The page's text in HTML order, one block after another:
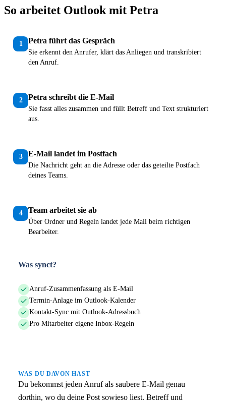
So arbeitet Outlook mit Petra
1 Petra führt das Gespräch
Sie erkennt den Anrufer, klärt das Anliegen und transkribiert
den Anruf.
2 Petra schreibt die E-Mail
Sie fasst alles zusammen und füllt Betreff und Text strukturiert
aus.
3 E-Mail landet im Postfach
Die Nachricht geht an die Adresse oder das geteilte Postfach
deines Teams.
4 Team arbeitet sie ab
Über Ordner und Regeln landet jede Mail beim richtigen
Bearbeiter.
Was synct?
Anruf-Zusammenfassung als E-Mail
Termin-Anlage im Outlook-Kalender
Kontakt-Sync mit Outlook-Adressbuch
Pro Mitarbeiter eigene Inbox-Regeln
WAS DU DAVON HAST
Du bekommst jeden Anruf als saubere E-Mail genau
dorthin, wo du deine Post sowieso liest. Betreff und